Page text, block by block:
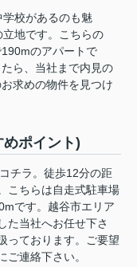
校があるのも魅
地です。こちらの
のアパートで
ら、当社まで内見の
求めの物件を見つけ
ポイント)
チラ。徒歩12分の距
こちらは自走式駐車場
です。越谷市エリア
た当社へお任せ下さ
っております。ご要望
連絡下さい。